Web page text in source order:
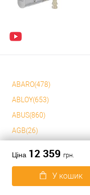
Ціна 12 359 грн.
У кошик
ABARO(478)
ABLOY(653)
ABUS(860)
AGB(26)
APECS(107)
BAODELI(1)